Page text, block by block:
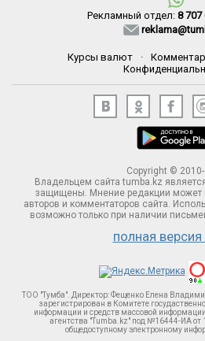
Рекламный отдел: 8 707
Курсы валют ·
Copyright ©
Владельцем сайта tumba.kz
защищены. Мнение редакции может
авторов и комментаторов сайта.
возможно только при наличии
полная версия
ТОО "Тумба". Директор: Фещенко Елена
зарегистрирован в Комитете
информации и средств массовой
агентства "Tumba.kz" под №16444-ИА от
общедоступному электронному